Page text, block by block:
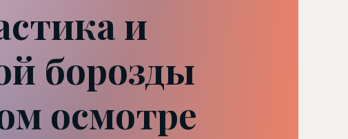
и
борозды
осмотре